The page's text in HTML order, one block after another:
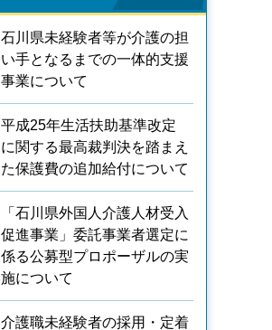
石川県未経験者等が介護の担
い手となるまでの一体的支援
事業について
平成25年生活扶助基準改定
に関する最高裁判決を踏まえ
た保護費の追加給付について
「石川県外国人介護人材受入
促進事業」委託事業者選定に
係る公募型プロポーザルの実
施について
介護職未経験者の採用・定着